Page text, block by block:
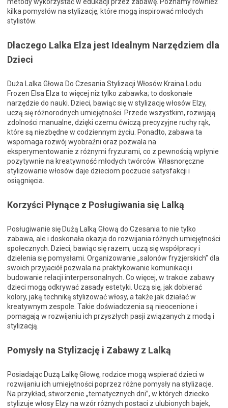
kilka pomysłów na stylizację, które mogą inspirować młodych
stylistów.
Dlaczego Lalka Elza jest Idealnym Narzędziem dla
Dzieci
Duża Lalka Głowa Do Czesania Stylizacji Włosów Kraina Lodu
Frozen Elsa Elza to więcej niż tylko zabawka; to doskonałe
narzędzie do nauki. Dzieci, bawiąc się w stylizację włosów Elzy,
uczą się różnorodnych umiejętności. Przede wszystkim, rozwijają
zdolności manualne, dzięki czemu ćwiczą precyzyjne ruchy rąk,
które są niezbędne w codziennym życiu. Ponadto, zabawa ta
wspomaga rozwój wyobraźni oraz pozwala na
eksperymentowanie z różnymi fryzurami, co z pewnością wpłynie
pozytywnie na kreatywność młodych twórców. Własnoręczne
stylizowanie włosów daje dzieciom poczucie satysfakcji i
osiągnięcia.
Korzyści Płynące z Posługiwania się Lalką
Posługiwanie się Dużą Lalką Głową do Czesania to nie tylko
zabawa, ale i doskonała okazja do rozwijania różnych umiejętności
społecznych. Dzieci, bawiąc się razem, uczą się współpracy i
dzielenia się pomysłami. Organizowanie „salonów fryzjerskich” dla
swoich przyjaciół pozwala na praktykowanie komunikacji i
budowanie relacji interpersonalnych. Co więcej, w trakcie zabawy
dzieci mogą odkrywać zasady estetyki. Uczą się, jak dobierać
kolory, jaką techniką stylizować włosy, a także jak działać w
kreatywnym zespole. Takie doświadczenia są nieocenione i
pomagają w rozwijaniu ich przyszłych pasji związanych z modą i
stylizacją.
Pomysły na Stylizację i Zabawy z Lalką
Posiadając Dużą Lalkę Głowę, rodzice mogą wspierać dzieci w
rozwijaniu ich umiejętności poprzez różne pomysły na stylizacje.
Na przykład, stworzenie „tematycznych dni”, w których dziecko
stylizuje włosy Elzy na wzór różnych postaci z ulubionych bajek,